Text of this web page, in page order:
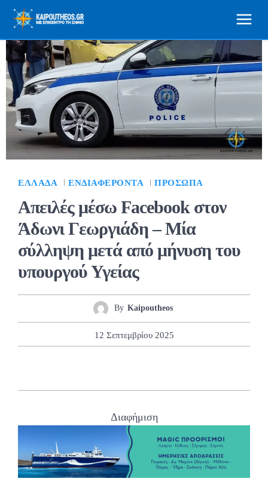
ΕΛΛΆΔΑ ΕΝΔΙΑΦΈΡΟΝΤΑ ΠΡΌΣΩΠΑ
Απειλές μέσω Facebook στον
Άδωνι Γεωργιάδη – Μία
σύλληψη μετά από μήνυση του
υπουργού Υγείας
By Kaipoutheos
12 Σεπτεμβρίου 2025
Διαφήμιση